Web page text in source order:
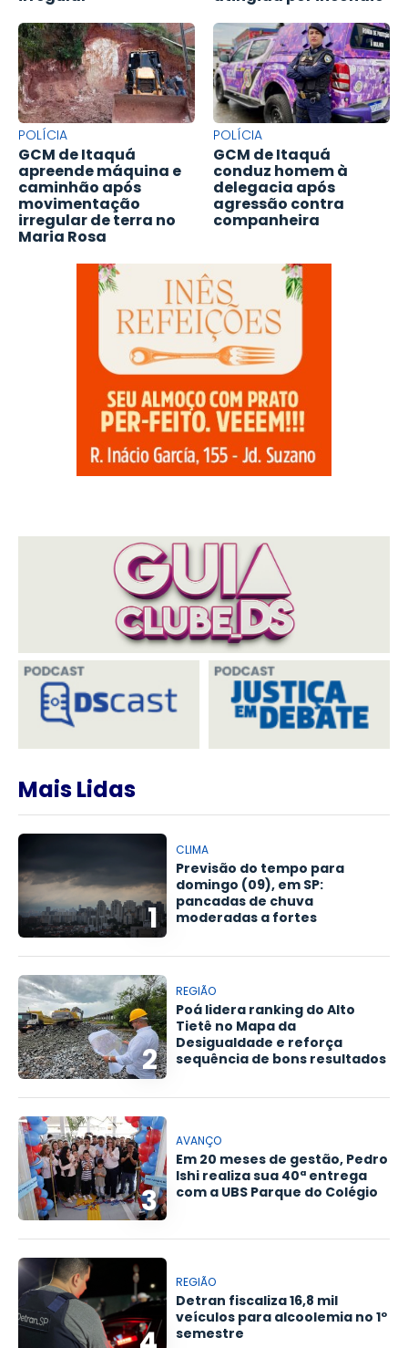
POLÍCIA
GCM de Itaquá
apreende máquina e
caminhão após
movimentação
irregular de terra no
Maria Rosa
POLÍCIA
GCM de Itaquá
conduz homem à
delegacia após
agressão contra
companheira
Mais Lidas
1
CLIMA
Previsão do tempo para
domingo (09), em SP:
pancadas de chuva
moderadas a fortes
2
REGIÃO
Poá lidera ranking do Alto
Tietê no Mapa da
Desigualdade e reforça
sequência de bons resultados
3
AVANÇO
Em 20 meses de gestão, Pedro
Ishi realiza sua 40ª entrega
com a UBS Parque do Colégio
REGIÃO
Detran fiscaliza 16,8 mil
veículos para alcoolemia no 1º
semestre